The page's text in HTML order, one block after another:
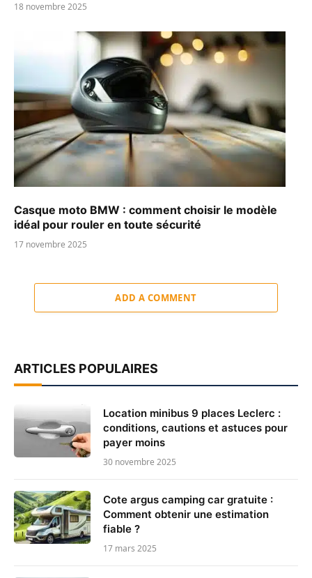
18 novembre 2025
Casque moto BMW : comment choisir le modèle
idéal pour rouler en toute sécurité
17 novembre 2025
ADD A COMMENT
ARTICLES POPULAIRES
Location minibus 9 places Leclerc :
conditions, cautions et astuces pour
payer moins
30 novembre 2025
Cote argus camping car gratuite :
Comment obtenir une estimation
fiable ?
17 mars 2025